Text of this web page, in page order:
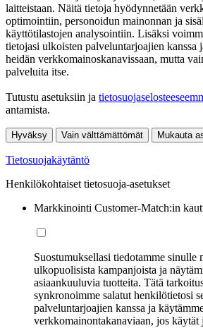
laitteistaan. Näitä tietoja hyödynnetään
optimointiin, personoidun mainonnan ja
käyttötilastojen analysointiin. Lisäksi
tietojasi ulkoisten palveluntarjoajien kanssa
heidän verkkomainoskanavissaan, mutta
palveluita itse.
Tutustu asetuksiin ja
antamista.
Hyväksy Vain välttämättömät Mukauta
Tietosuojakäytäntö
Henkilökohtaiset tietosuoja-asetukset
Markkinointi Customer-Match:in
Suostumuksellasi tiedotamme sinulle
ulkopuolisista kampanjoista ja
asiaankuuluvia tuotteita. Tätä
synkronoimme salatut henkilötietosi
palveluntarjoajien kanssa ja
verkkomainontakanaviaan, jos käytät